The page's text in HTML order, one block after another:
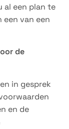
al een plan te
van een
de
in gesprek
en de